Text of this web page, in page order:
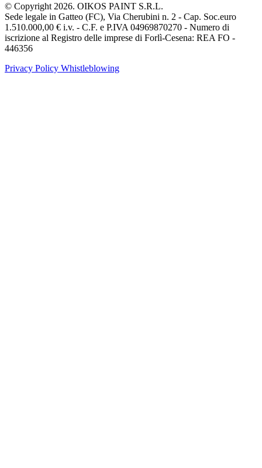
© Copyright 2026. OIKOS PAINT S.R.L.
Sede legale in Gatteo (FC), Via Cherubini n. 2 - Cap. Soc.euro
1.510.000,00 € i.v. - C.F. e P.IVA 04969870270 - Numero di
iscrizione al Registro delle imprese di Forlì-Cesena: REA FO -
446356
Privacy Policy Whistleblowing